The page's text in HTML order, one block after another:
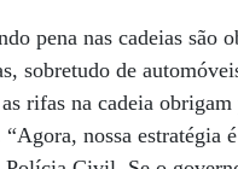
pena nas cadeias
sobretudo de
rifas na cadeia
nossa estratégia